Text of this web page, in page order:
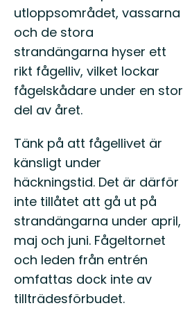
utloppsområdet, vassarna
och de stora
strandängarna hyser ett
rikt fågelliv, vilket lockar
fågelskådare under en stor
del av året.
Tänk på att fågellivet är
känsligt under
häckningstid. Det är därför
inte tillåtet att gå ut på
strandängarna under april,
maj och juni. Fågeltornet
och leden från entrén
omfattas dock inte av
tillträdesförbudet.